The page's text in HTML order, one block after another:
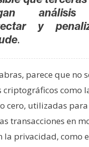
y
.
parece que no
criptográficos como
cero, utilizadas
transacciones en
la privacidad, como